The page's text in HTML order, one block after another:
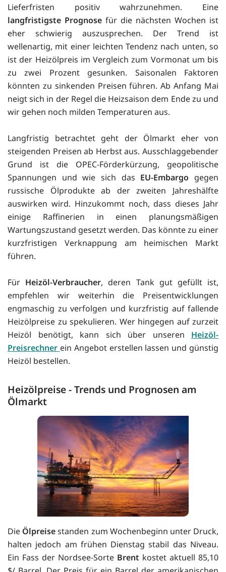
Lieferfristen positiv wahrzunehmen. Eine
langfristigste Prognose für die nächsten Wochen ist
eher schwierig auszusprechen. Der Trend ist
wellenartig, mit einer leichten Tendenz nach unten, so
ist der Heizölpreis im Vergleich zum Vormonat um bis
zu zwei Prozent gesunken. Saisonalen Faktoren
könnten zu sinkenden Preisen führen. Ab Anfang Mai
neigt sich in der Regel die Heizsaison dem Ende zu und
wir gehen noch milden Temperaturen aus.
Langfristig betrachtet geht der Ölmarkt eher von
steigenden Preisen ab Herbst aus. Ausschlaggebender
Grund ist die OPEC-Förderkürzung, geopolitische
Spannungen und wie sich das EU-Embargo gegen
russische Ölprodukte ab der zweiten Jahreshälfte
auswirken wird. Hinzukommt noch, dass dieses Jahr
einige Raffinerien in einen planungsmäßigen
Wartungszustand gesetzt werden. Das könnte zu einer
kurzfristigen Verknappung am heimischen Markt
führen.
Für Heizöl-Verbraucher, deren Tank gut gefüllt ist,
empfehlen wir weiterhin die Preisentwicklungen
engmaschig zu verfolgen und kurzfristig auf fallende
Heizölpreise zu spekulieren. Wer hingegen auf zurzeit
Heizöl benötigt, kann sich über unseren Heizöl-
Preisrechner ein Angebot erstellen lassen und günstig
Heizöl bestellen.
Heizölpreise - Trends und Prognosen am
Ölmarkt
Die Ölpreisestanden zum Wochenbeginn unter Druck,
halten jedoch am frühen Dienstag stabil das Niveau.
Ein Fass der Nordsee-Sorte Brent kostet aktuell 85,10